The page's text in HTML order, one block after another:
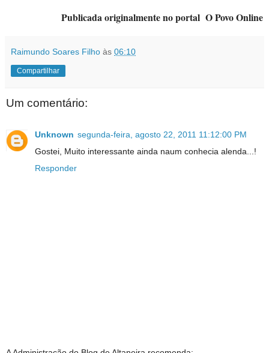
Publicada originalmente no portal O Povo Online
Raimundo Soares Filho às 06:10
Compartilhar
Um comentário:
Unknown segunda-feira, agosto 22, 2011 11:12:00 PM
Gostei, Muito interessante ainda naum conhecia alenda...!
Responder